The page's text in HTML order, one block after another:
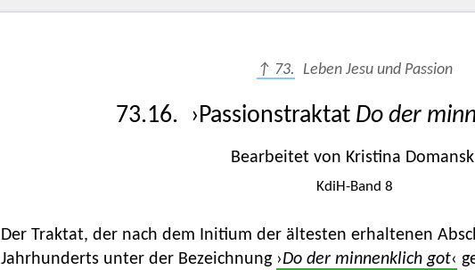
↑ 73. Leben Jesu und Passion
73.16. ›Passionstraktat Do der
Bearbeitet von Kristina
KdiH-Band 8
Der Traktat, der nach dem Initium der ältesten erhaltenen
Jahrhunderts unter der Bezeichnung ›Do der minnenklich got‹